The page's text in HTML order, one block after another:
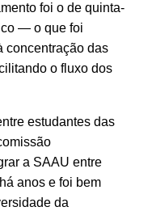
foi o de quinta-
— o que foi
concentração das
o fluxo dos
estudantes das
a SAAU entre
anos e foi bem
da